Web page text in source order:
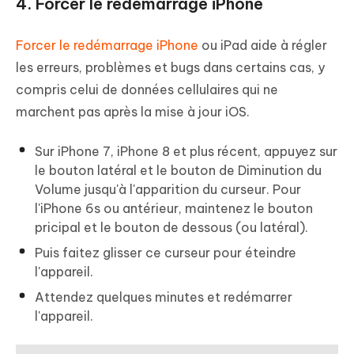
Forcer le redémarrage iPhone ou iPad aide à régler
les erreurs, problèmes et bugs dans certains cas, y
compris celui de données cellulaires qui ne
marchent pas après la mise à jour iOS.
Sur iPhone 7, iPhone 8 et plus récent, appuyez sur
le bouton latéral et le bouton de Diminution du
Volume jusqu'à l'apparition du curseur. Pour
l'iPhone 6s ou antérieur, maintenez le bouton
pricipal et le bouton de dessous (ou latéral).
Puis faitez glisser ce curseur pour éteindre
l'appareil.
Attendez quelques minutes et redémarrer
l'appareil.